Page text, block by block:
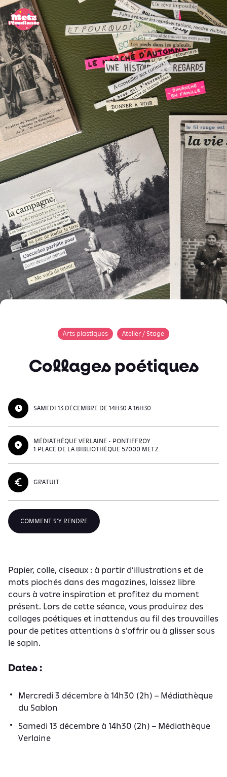
Panneau de gestion des cookies
Arts plastiques Atelier / Stage
Collages poétiques
SAMEDI 13 DÉCEMBRE DE 14H30 À 16H30
MÉDIATHÈQUE VERLAINE - PONTIFFROY
1 PLACE DE LA BIBLIOTHÈQUE 57000 METZ
GRATUIT
COMMENT S'Y RENDRE
Papier, colle, ciseaux : à partir d’illustrations et de
mots piochés dans des magazines, laissez libre
cours à votre inspiration et profitez du moment
présent. Lors de cette séance, vous produirez des
collages poétiques et inattendus au fil des trouvailles
pour de petites attentions à s’offrir ou à glisser sous
le sapin.
Dates :
Mercredi 3 décembre à 14h30 (2h) – Médiathèque
du Sablon
Samedi 13 décembre à 14h30 (2h) – Médiathèque
Verlaine